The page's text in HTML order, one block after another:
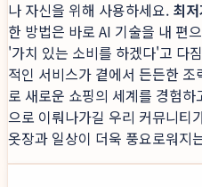
나 자신을 위해 사용하세요. 최
한 방법은 바로 AI 기술을 내 편
'가치 있는 소비를 하겠다'고 다
적인 서비스가 곁에서 든든한
로 새로운 쇼핑의 세계를 경험
으로 이뤄나가길 우리 커뮤니티
옷장과 일상이 더욱 풍요로워지